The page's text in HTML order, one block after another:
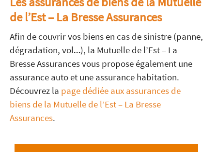
de l’Est – La Bresse Assurances
Afin de couvrir vos biens en cas de sinistre (panne,
dégradation, vol…), la Mutuelle de l’Est – La
Bresse Assurances vous propose également une
assurance auto et une assurance habitation.
Découvrez la page dédiée aux assurances de
biens de la Mutuelle de l’Est – La Bresse
Assurances.